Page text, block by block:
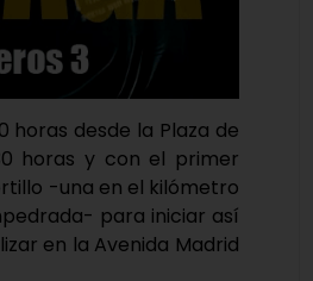
horas desde la Plaza de
horas y con el primer
-una en el kilómetro
para iniciar así
en la Avenida Madrid